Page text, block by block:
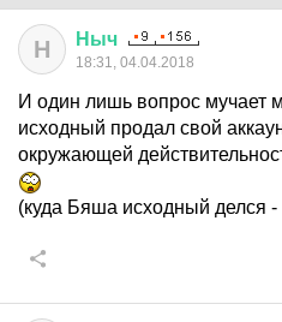
Н Ныч
18:31, 04.04.2018
И один лишь вопрос мучает
исходный продал свой
окружающей
(куда Бяша исходный делся